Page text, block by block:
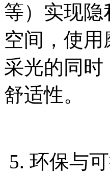
等）实现
空间，使
采光的同
舒适性。
5. 环保与